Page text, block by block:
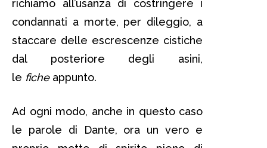
richiamo all’usanza di costringere i
condannati a morte, per dileggio, a
staccare delle escrescenze cistiche
dal posteriore degli asini,
le fiche appunto.
Ad ogni modo, anche in questo caso
le parole di Dante, ora un vero e